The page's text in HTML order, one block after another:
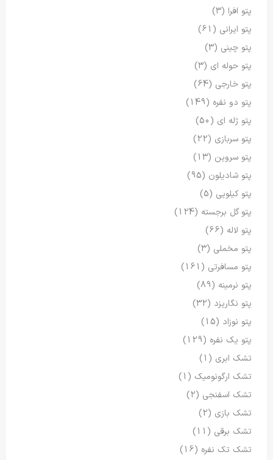
پتو افرا (3)
پتو ایرانی (61)
پتو چینی (3)
پتو حوله ای (3)
پتو خارجی (64)
پتو دو نفره (149)
پتو ژله ای (50)
پتو سربازی (22)
پتو سروین (13)
پتو شادیلون (95)
پتو کیلویی (5)
پتو گل برجسته (124)
پتو لاله (66)
پتو مخملی (3)
پتو مسافرتی (161)
پتو نرمینه (89)
پتو نگاریزد (32)
پتو نوزاد (15)
پتو یک نفره (129)
تشک ابری (1)
تشک ارگونومیک (1)
تشک اسفنجی (2)
تشک بازی (2)
تشک برقی (11)
تشک تک نفره (16)